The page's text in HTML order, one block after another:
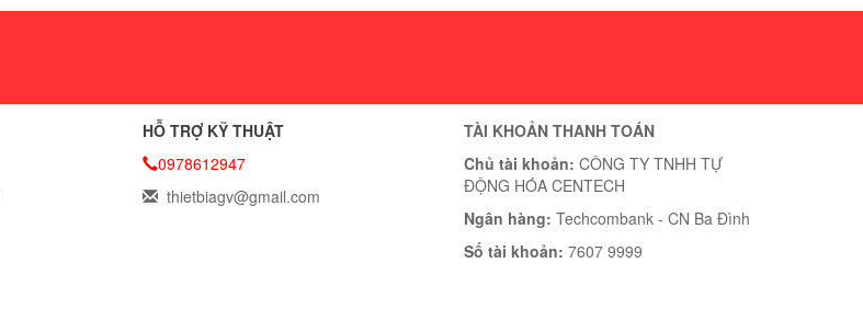
HỖ TRỢ KỸ THUẬT
0978612947
thietbiagv@gmail.com
TÀI KHOẢN THANH TOÁN
Chủ tài khoản: CÔNG TY TNHH TỰ
ĐỘNG HÓA CENTECH
Ngân hàng: Techcombank - CN Ba Đình
Số tài khoản: 7607 9999